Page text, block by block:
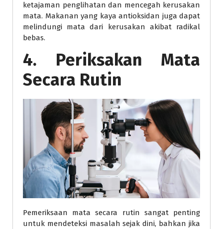
ketajaman penglihatan dan mencegah kerusakan
mata. Makanan yang kaya antioksidan juga dapat
melindungi mata dari kerusakan akibat radikal
bebas.
4. Periksakan Mata
Secara Rutin
Pemeriksaan mata secara rutin sangat penting
untuk mendeteksi masalah sejak dini, bahkan jika